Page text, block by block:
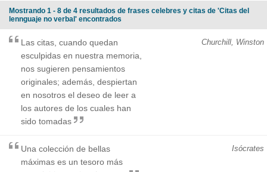
Mostrando 1 - 8 de 4 resultados de frases celebres y citas de 'Citas del
lennguaje no verbal' encontrados
Churchill, Winston
Las citas, cuando quedan
esculpidas en nuestra memoria,
nos sugieren pensamientos
originales; además, despiertan
en nosotros el deseo de leer a
los autores de los cuales han
sido tomadas
Isócrates
Una colección de bellas
máximas es un tesoro más